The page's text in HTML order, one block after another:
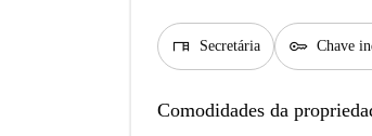
desk Secretária key Chave
Comodidades da